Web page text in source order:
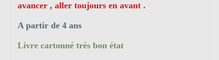
avancer , aller toujours en avant .
A partir de 4 ans
Livre cartonné très bon état